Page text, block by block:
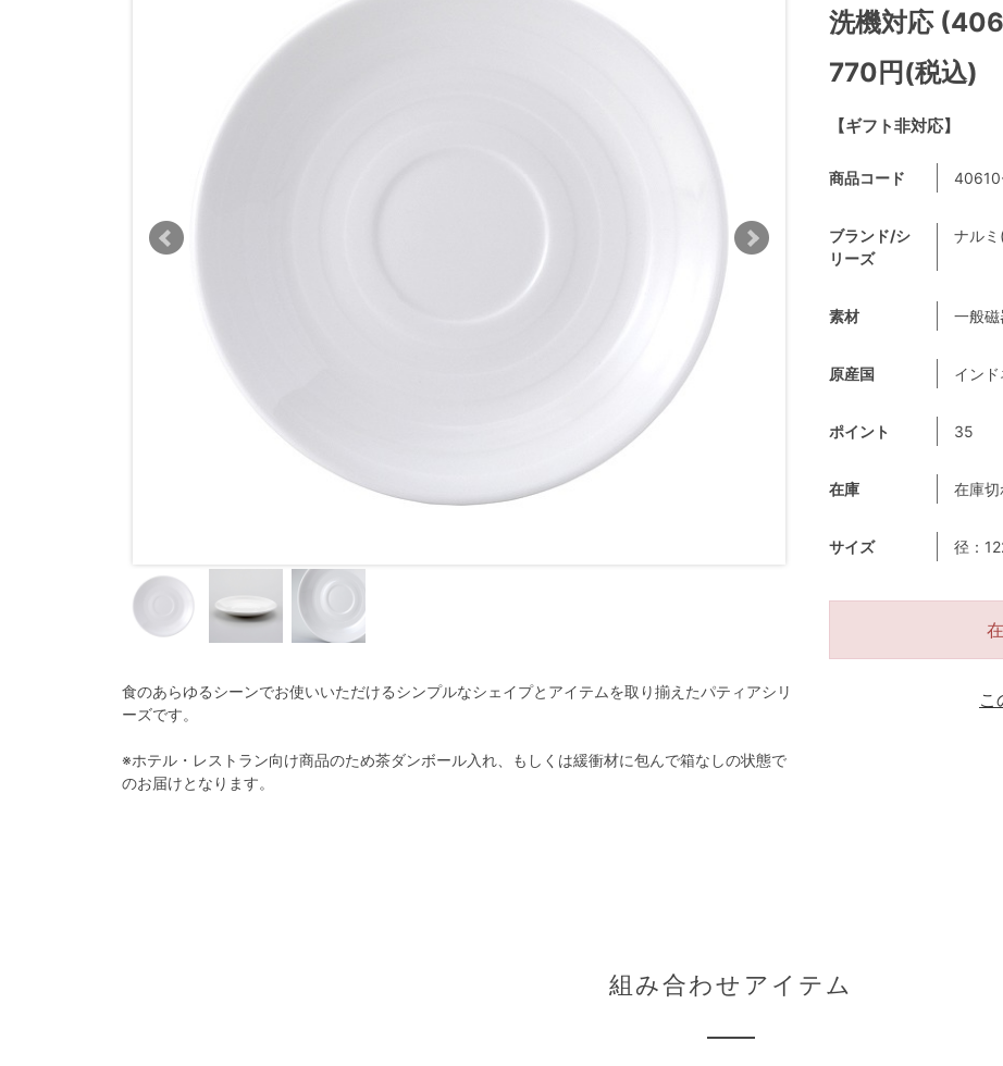
食のあらゆるシーンでお使いいただけるシンプルなシェイプとアイテムを取り揃えたパティアシリ
ーズです。
※ホテル・レストラン向け商品のため茶ダンボール入れ、もしくは緩衝材に包んで箱なしの状態で
のお届けとなります。
【ギフト非対応】
洗機対応
770円(税込)
商品コード
ブランド/シ
リーズ
ナル
素材 一般磁
原産国 イン
ポイント 35
在庫 在庫切
サイズ 径：
こ
組み合わせアイテム